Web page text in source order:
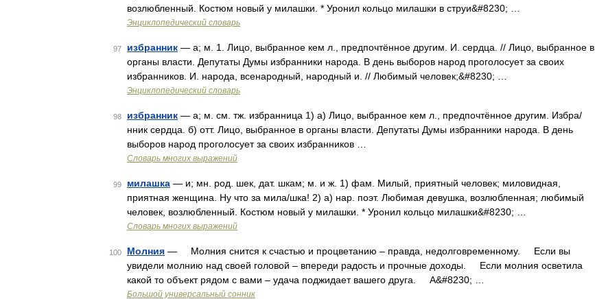
возлюбленный. Костюм новый у милашки. * Уронил кольцо милашки в струи&#8230; …
Энциклопедический словарь
97 избранник — а; м. 1. Лицо, выбранное кем л., предпочтённое другим. И. сердца. // Лицо, выбранное в
органы власти. Депутаты Думы избранники народа. В день выборов народ проголосует за своих
избранников. И. народа, всенародный, народный и. // Любимый человек;&#8230; …
Энциклопедический словарь
98 избранник — а; м. см. тж. избранница 1) а) Лицо, выбранное кем л., предпочтённое другим. Избра/
нник сердца. б) отт. Лицо, выбранное в органы власти. Депутаты Думы избранники народа. В день
выборов народ проголосует за своих избранников …
Словарь многих выражений
99 милашка — и; мн. род. шек, дат. шкам; м. и ж. 1) фам. Милый, приятный человек; миловидная,
приятная женщина. Ну что за мила/шка! 2) а) нар. поэт. Любимая девушка, возлюбленная; любимый
человек, возлюбленный. Костюм новый у милашки. * Уронил кольцо милашки&#8230; …
Словарь многих выражений
100 Молния — Молния снится к счастью и процветанию – правда, недолговременному. Если вы
увидели молнию над своей головой – впереди радость и прочные доходы. Если молния осветила
какой то объект рядом с вами – удача поджидает вашего друга. А&#8230; …
Большой универсальный сонник